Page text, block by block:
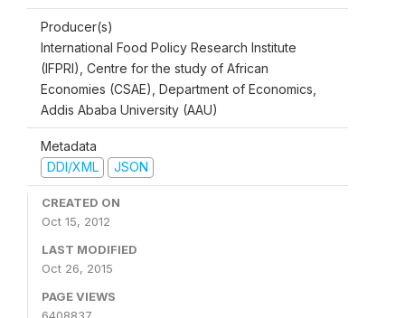
Producer(s)
International Food Policy Research Institute
(IFPRI), Centre for the study of African
Economies (CSAE), Department of Economics,
Addis Ababa University (AAU)
Metadata
DDI/XML
JSON
CREATED ON
Oct 15, 2012
LAST MODIFIED
Oct 26, 2015
PAGE VIEWS
6408837